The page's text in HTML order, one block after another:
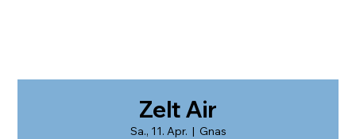
Zelt Air
Sa., 11. Apr.
  |
Gnas